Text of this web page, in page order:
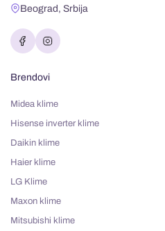
Beograd, Srbija
Brendovi
Midea klime
Hisense inverter klime
Daikin klime
Haier klime
LG Klime
Maxon klime
Mitsubishi klime